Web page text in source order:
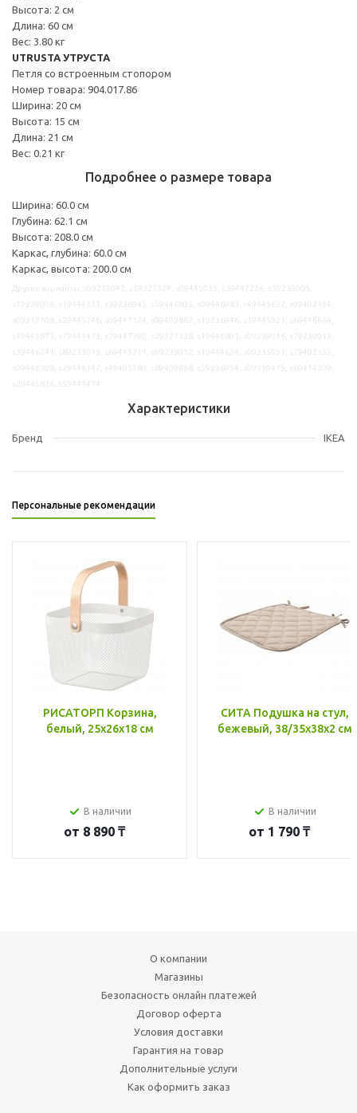
Высота: 2 см
Длина: 60 см
Вес: 3.80 кг
UTRUSTA УТРУСТА
Петля со встроенным стопором
Номер товара: 904.017.86
Ширина: 20 см
Высота: 15 см
Длина: 21 см
Вес: 0.21 кг
Подробнее о размере товара
Ширина: 60.0 см
Глубина: 62.1 см
Высота: 208.0 см
Каркас, глубина: 60.0 см
Каркас, высота: 200.0 см
Характеристики
Бренд IKEA
Персональные рекомендации
РИСАТОРП Корзина,
белый, 25x26x18 см
В наличии
от 8 890 ₸
СИТА Подушка на стул,
бежевый, 38/35x38x2 см
В наличии
от 1 790 ₸
О компании
Магазины
Безопасность онлайн платежей
Договор оферта
Условия доставки
Гарантия на товар
Дополнительные услуги
Как оформить заказ